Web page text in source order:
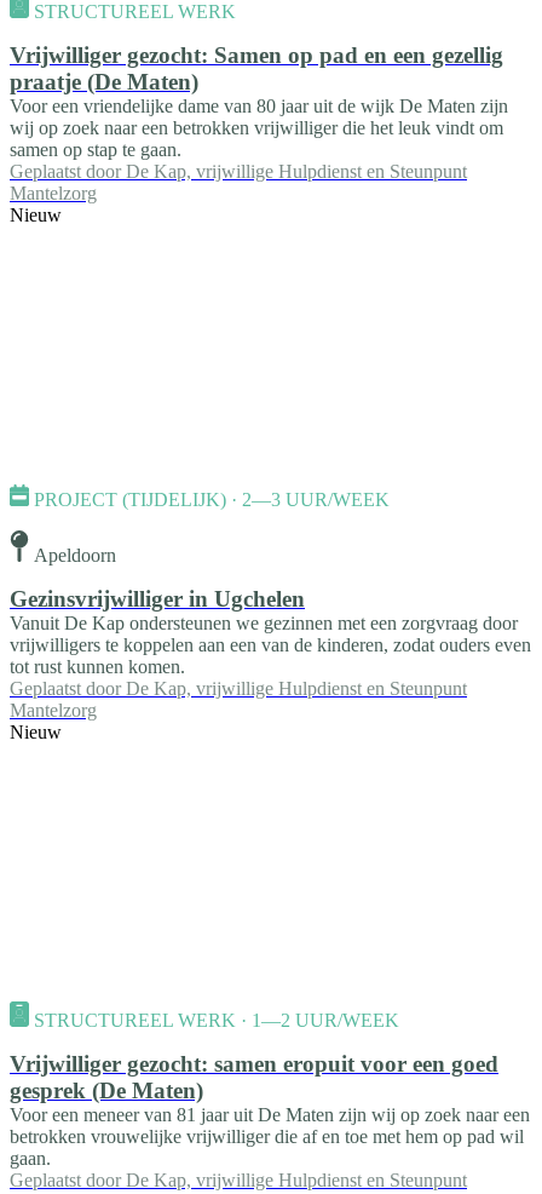
STRUCTUREEL WERK
Vrijwilliger gezocht: Samen op pad en een gezellig
praatje (De Maten)
Voor een vriendelijke dame van 80 jaar uit de wijk De Maten zijn
wij op zoek naar een betrokken vrijwilliger die het leuk vindt om
samen op stap te gaan.
Geplaatst door De Kap, vrijwillige Hulpdienst en Steunpunt
Mantelzorg
Nieuw
PROJECT (TIJDELIJK) · 2—3 UUR/WEEK
Apeldoorn
Gezinsvrijwilliger in Ugchelen
Vanuit De Kap ondersteunen we gezinnen met een zorgvraag door
vrijwilligers te koppelen aan een van de kinderen, zodat ouders even
tot rust kunnen komen.
Geplaatst door De Kap, vrijwillige Hulpdienst en Steunpunt
Mantelzorg
Nieuw
STRUCTUREEL WERK · 1—2 UUR/WEEK
Vrijwilliger gezocht: samen eropuit voor een goed
gesprek (De Maten)
Voor een meneer van 81 jaar uit De Maten zijn wij op zoek naar een
betrokken vrouwelijke vrijwilliger die af en toe met hem op pad wil
gaan.
Geplaatst door De Kap, vrijwillige Hulpdienst en Steunpunt